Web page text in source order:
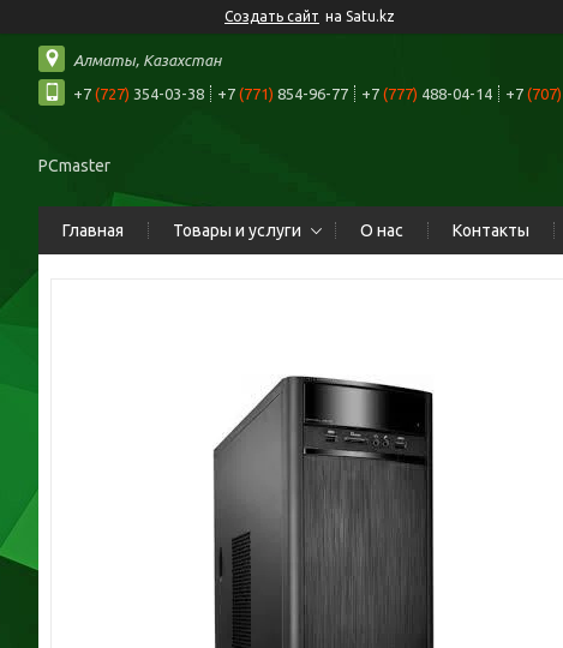
Создать сайт на Satu.kz
Алматы, Казахстан
+7 (727) 354-03-38 +7 (771) 854-96-77 +7 (777) 488-04-14 +7 (707)
PCmaster
Главная Товары и услуги О нас Контакты